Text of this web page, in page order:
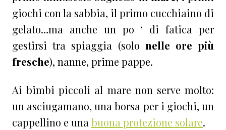
giochi con la sabbia, il primo cucchiaino di
gelato…ma anche un po ‘ di fatica per
gestirsi tra spiaggia (solo nelle ore più
fresche), nanne, prime pappe.
Ai bimbi piccoli al mare non serve molto:
un asciugamano, una borsa per i giochi, un
cappellino e una buona protezione solare.